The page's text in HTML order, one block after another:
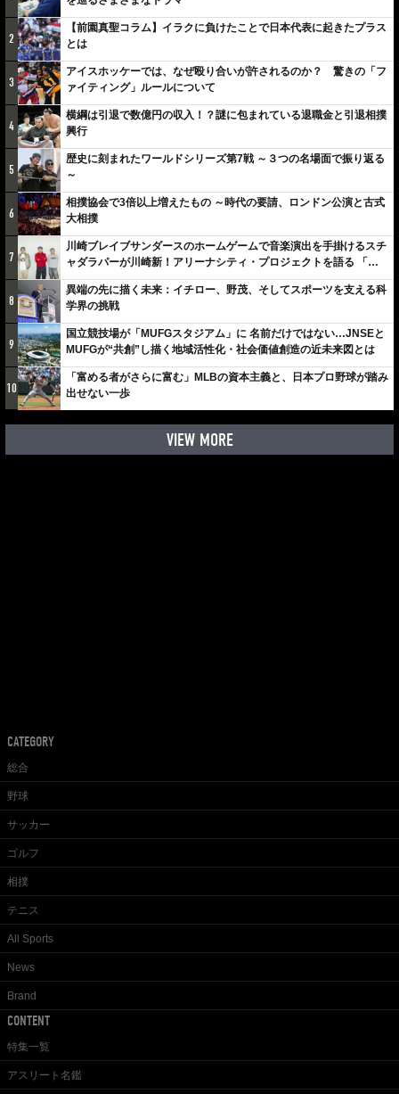
2
【前園真聖コラム】イラクに負けたことで日本代表に起きたプラス
とは
3
アイスホッケーでは、なぜ殴り合いが許されるのか？ 驚きの「フ
ァイティング」ルールについて
4
横綱は引退で数億円の収入！？謎に包まれている退職金と引退相撲
興行
5
歴史に刻まれたワールドシリーズ第7戦 ～３つの名場面で振り返る
～
6
相撲協会で3倍以上増えたもの ～時代の要請、ロンドン公演と古式
大相撲
7
川崎ブレイブサンダースのホームゲームで音楽演出を手掛けるスチ
ャダラパーが川崎新！アリーナシティ・プロジェクトを語る 「楽
しみでしかないでしょ。川崎は、ずっと成長曲線だから」
8
異端の先に描く未来：イチロー、野茂、そしてスポーツを支える科
学界の挑戦
9
国立競技場が「MUFGスタジアム」に 名前だけではない…JNSEと
MUFGが“共創”し描く地域活性化・社会価値創造の近未来図とは
10
「富める者がさらに富む」MLBの資本主義と、日本プロ野球が踏み
出せない一歩
VIEW MORE
CATEGORY
総合
野球
サッカー
ゴルフ
相撲
テニス
All Sports
News
Brand
CONTENT
特集一覧
アスリート名鑑